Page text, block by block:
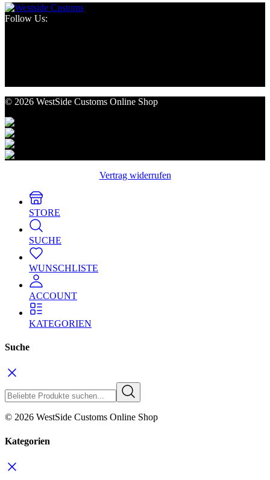
Follow Us:
© 2026 WestSide Customs Online Shop
Vertrag widerrufen
STORE
SUCHE
WUNSCHLISTE
ACCOUNT
KATEGORIEN
Suche
© 2026 WestSide Customs Online Shop
Kategorien